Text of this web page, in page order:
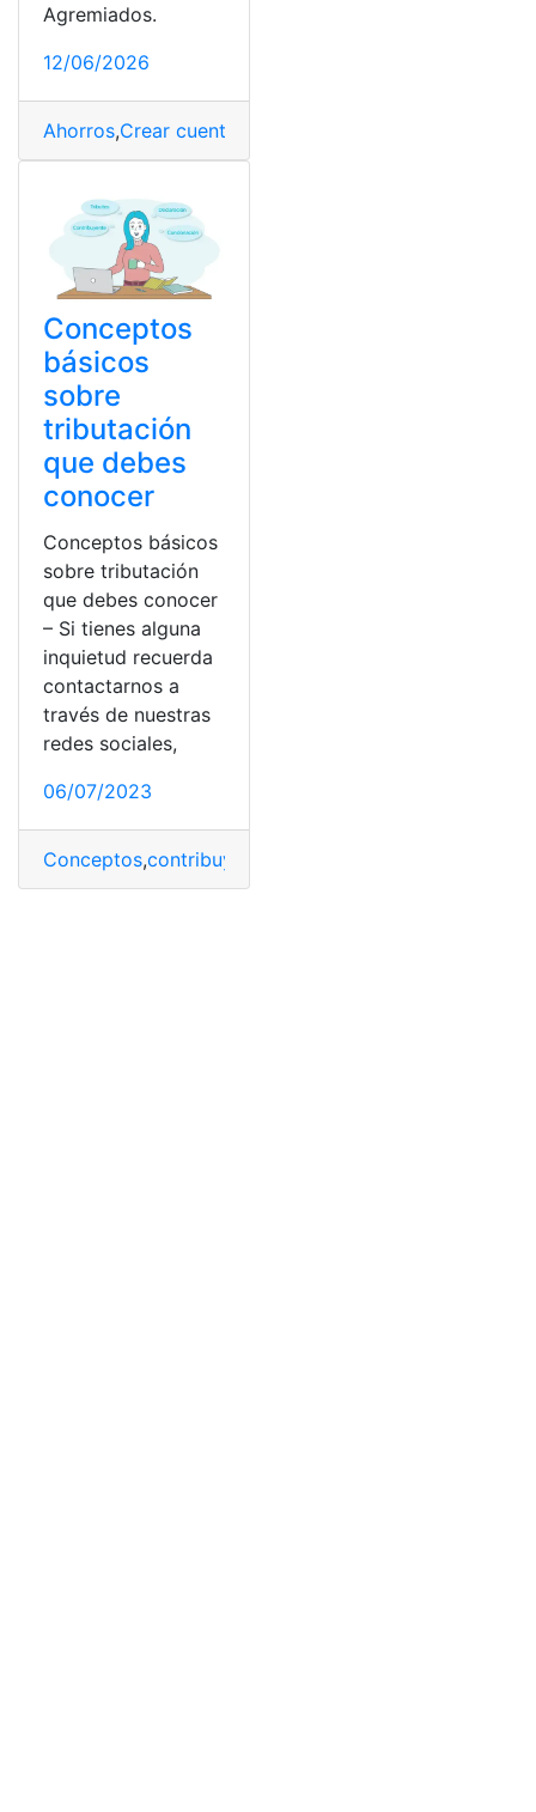
Agremiados.
12/06/2026
Ahorros,Crear cuenta
Conceptos
básicos
sobre
tributación
que debes
conocer
Conceptos básicos
sobre tributación
que debes conocer
– Si tienes alguna
inquietud recuerda
contactarnos a
través de nuestras
redes sociales,
06/07/2023
Conceptos,contribuyente